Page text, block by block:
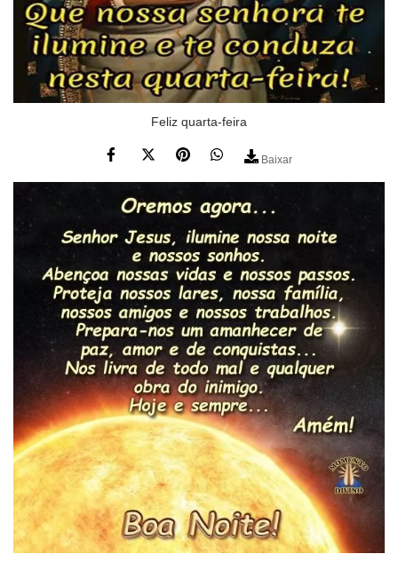
Feliz quarta-feira
Baixar